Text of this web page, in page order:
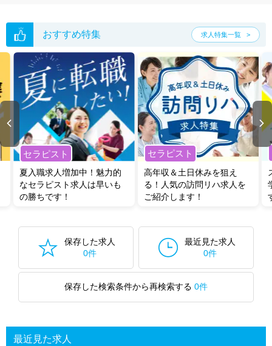
おすすめ特集 求人特集一覧
セラピスト
夏入職求人増加中！魅力的
なセラピスト求人は早いも
の勝ちです！
セラピスト
高年収＆土日休みを狙え
る！人気の訪問リハ求人を
ご紹介します！
保存した求人
0件
最近見た求人
0件
保存した検索条件から再検索する 0件
最近見た求人